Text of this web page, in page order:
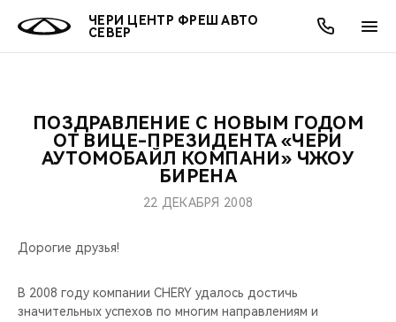
ЧЕРИ ЦЕНТР ФРЕШ АВТО
СЕВЕР
МОДЕЛИ
ПОКУПАТЕЛЯМ
ВЛАДЕЛЬЦАМ
CHERY CONNECT
МИР CHERY
ЛЮДИ CHERY
АКЦИИ
ОНЛАЙН СЕРВИСЫ
О КОМПАНИИ
ПОЗДРАВЛЕНИЕ С НОВЫМ ГОДОМ
ОТ ВИЦЕ-ПРЕЗИДЕНТА «ЧЕРИ
АУТОМОБАЙЛ КОМПАНИ» ЧЖОУ
БИРЕНА
22 ДЕКАБРЯ 2008
Дорогие друзья!
В 2008 году компании CHERY удалось достичь
значительных успехов по многим направлениям и